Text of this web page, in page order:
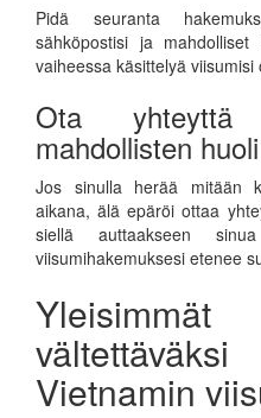
Pidä seuranta
sähköpostisi ja
vaiheessa käsittelyä viisumisi
Ota yhteyttä
mahdollisten huoli
Jos sinulla herää mitään
aikana, älä epäröi ottaa
siellä auttaakseen
viisumihakemuksesi etenee
Vietnamin